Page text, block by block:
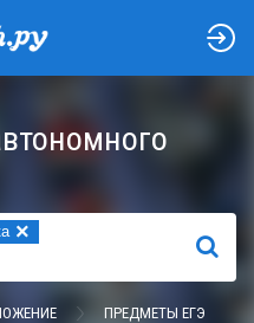
×
НАЙТИ
ПРЕДМЕТЫ ЕГЭ